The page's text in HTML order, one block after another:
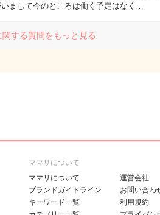
まして今のところは働く予定はなく…
関する質問をもっと見る
ママリについて
ママリについて
ブランドガイドライン
キーワード一覧
運営会社
お問い合わ
利用規約